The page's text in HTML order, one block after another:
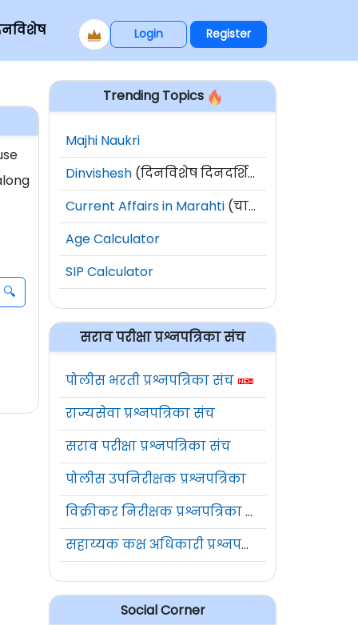
Login Register
Trending Topics
Majhi Naukri
Dinvishesh (दिनविशेष दिनदर्शिका)
Current Affairs in Marahti (चालू घडामोडी)
Age Calculator
SIP Calculator
सराव परीक्षा प्रश्नपत्रिका संच
पोलीस भरती प्रश्नपत्रिका संच
राज्यसेवा प्रश्नपत्रिका संच
सराव परीक्षा प्रश्नपत्रिका संच
पोलीस उपनिरीक्षक प्रश्नपत्रिका
विक्रीकर निरीक्षक प्रश्नपत्रिका संच
सहाय्यक कक्ष अधिकारी प्रश्नपत्रिका संच
Social Corner